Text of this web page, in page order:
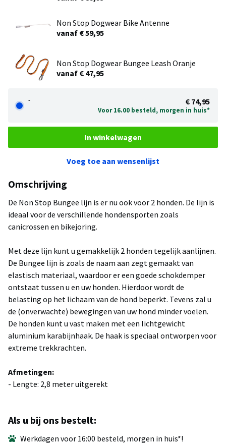
Non Stop Dogwear Bike Antenne
vanaf € 59,95
Non Stop Dogwear Bungee Leash Oranje
vanaf € 47,95
- € 74,95
Voor 16.00 besteld, morgen in huis*
In winkelwagen
Voeg toe aan wensenlijst
Omschrijving
De Non Stop Bungee lijn is er nu ook voor 2 honden. De lijn is
ideaal voor de verschillende hondensporten zoals
canicrossen en bikejoring.
Met deze lijn kunt u gemakkelijk 2 honden tegelijk aanlijnen.
De Bungee lijn is zoals de naam aan zegt gemaakt van
elastisch materiaal, waardoor er een goede schokdemper
ontstaat tussen u en uw honden. Hierdoor wordt de
belasting op het lichaam van de hond beperkt. Tevens zal u
de (onverwachte) bewegingen van uw hond minder voelen.
De honden kunt u vast maken met een lichtgewicht
aluminium karabijnhaak. De haak is speciaal ontworpen voor
extreme trekkrachten.
Afmetingen:
- Lengte: 2,8 meter uitgerekt
Als u bij ons bestelt:
Werkdagen voor 16:00 besteld, morgen in huis*!